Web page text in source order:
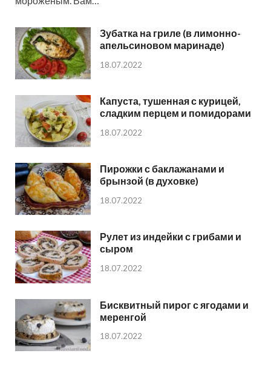
Зубатка на гриле (в лимонно-
апельсиновом маринаде)
18.07.2022
Капуста, тушенная с курицей,
сладким перцем и помидорами
18.07.2022
Пирожки с баклажанами и
брынзой (в духовке)
18.07.2022
Рулет из индейки с грибами и
сыром
18.07.2022
Бисквитный пирог с ягодами и
меренгой
18.07.2022